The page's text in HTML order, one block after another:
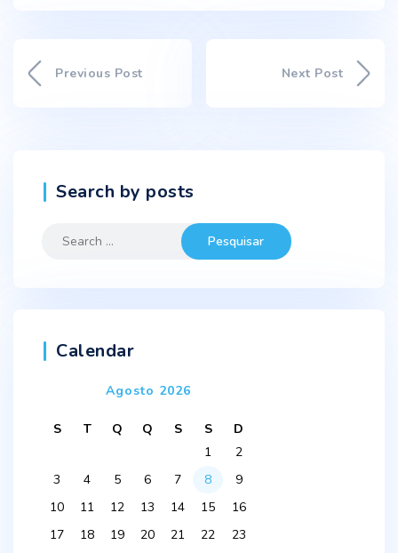
Previous Post Next Post
Search by posts
Search
Calendar
Agosto 2026
S T Q Q S S
D
1
2
3
4 5 6 7 8
9
10
11 12 13 14 15
16
17
18 19 20 21 22
23